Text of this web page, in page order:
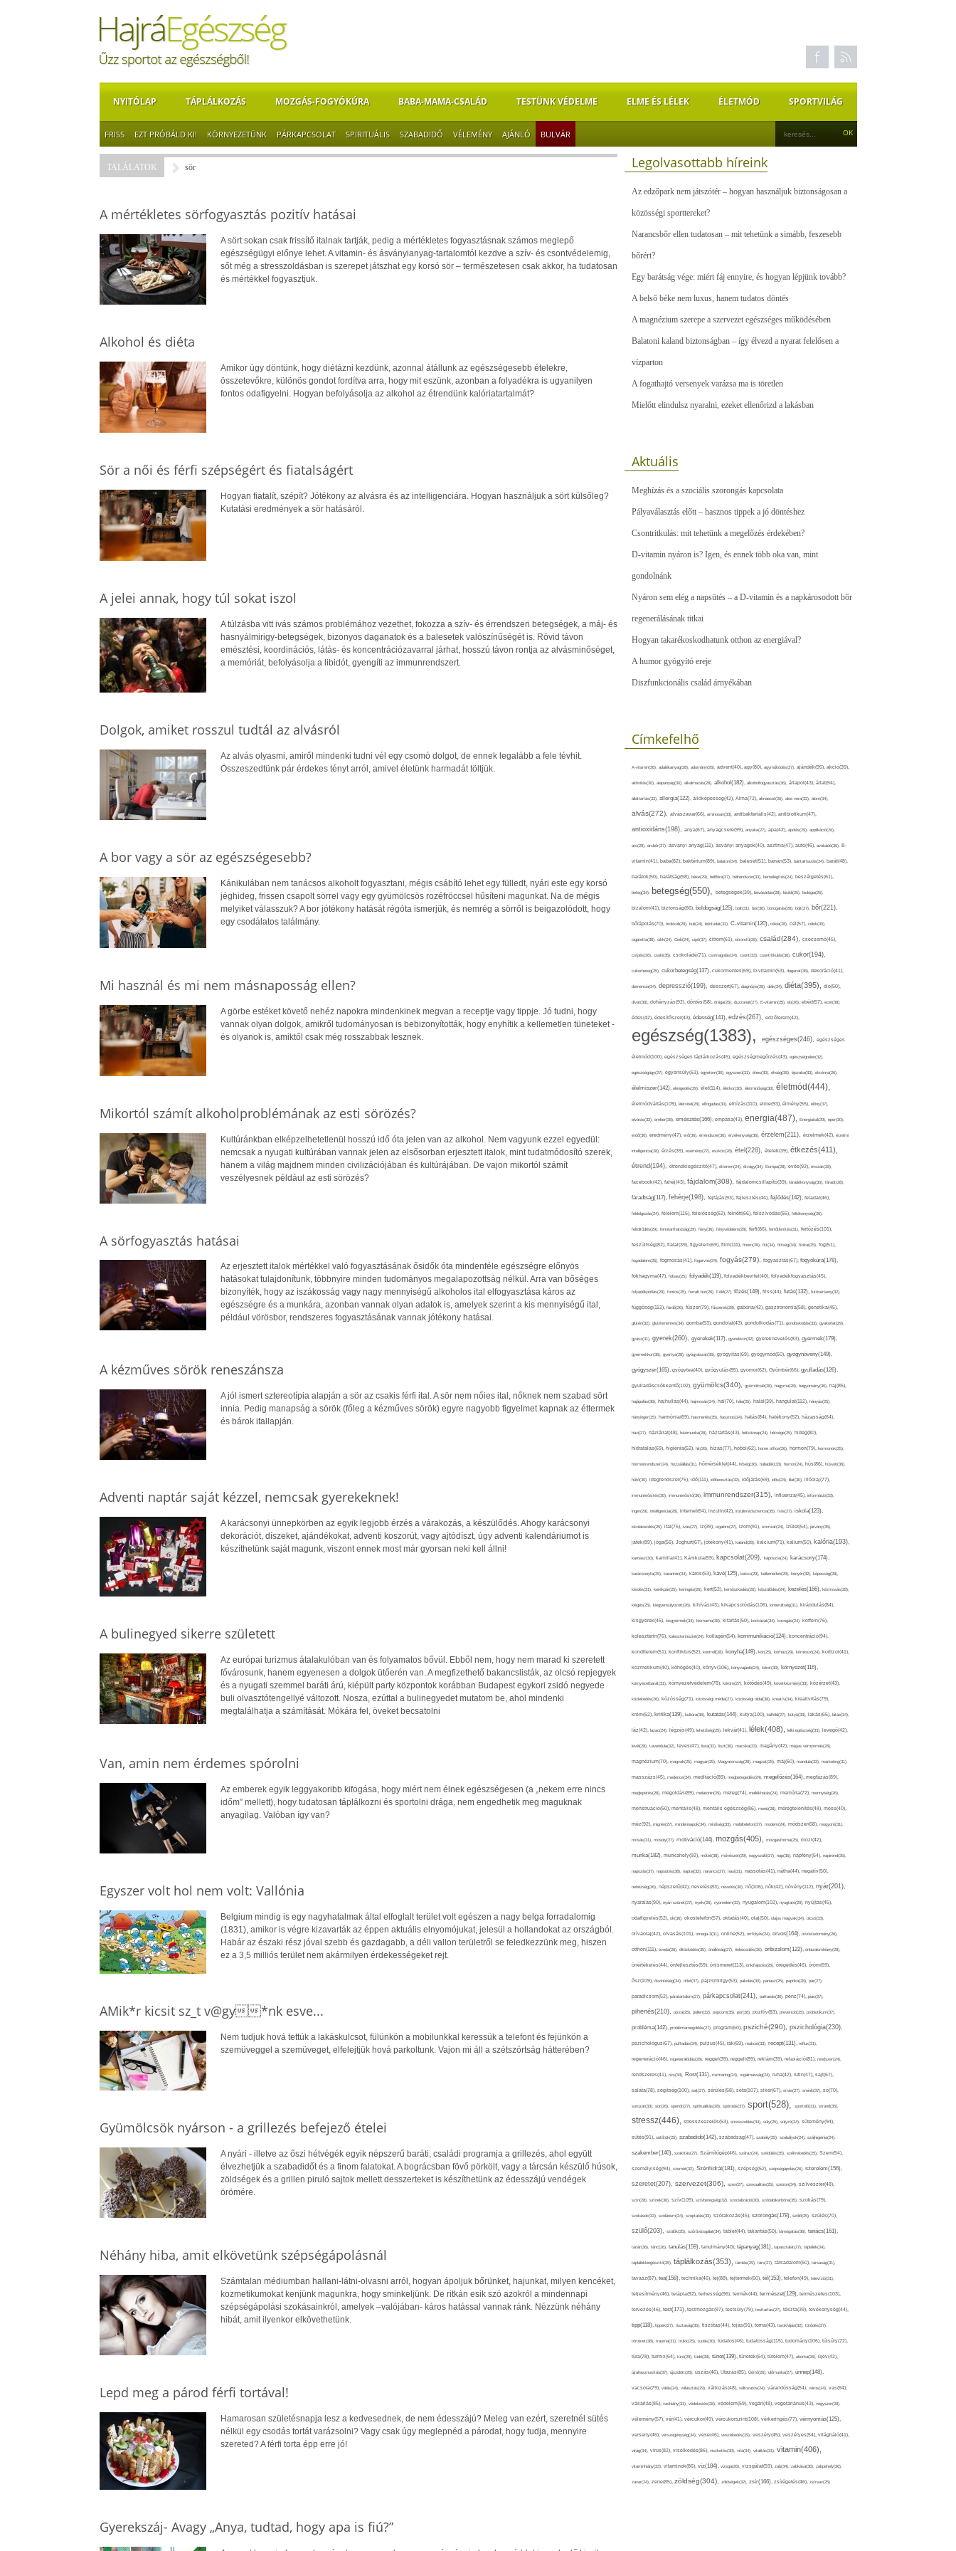
NYITÓLAP TÁPLÁLKOZÁS MOZGÁS-FOGYÓKÚRA BABA-MAMA-CSALÁD TESTÜNK VÉDELME ELME ÉS LÉLEK ÉLETMÓD SPORTVILÁG
FRISS EZT PRÓBÁLD KI! KÖRNYEZETÜNK PÁRKAPCSOLAT SPIRITUÁLIS SZABADIDŐ VÉLEMÉNY AJÁNLÓ BULVÁR
TALÁLATOK sör
A mértékletes sörfogyasztás pozitív hatásai
A sört sokan csak frissítő italnak tartják, pedig a mértékletes fogyasztásnak számos meglepő
egészségügyi előnye lehet. A vitamin- és ásványianyag-tartalomtól kezdve a szív- és csontvédelemig,
sőt még a stresszoldásban is szerepet játszhat egy korsó sör – természetesen csak akkor, ha tudatosan
és mértékkel fogyasztjuk.
Alkohol és diéta
Amikor úgy döntünk, hogy diétázni kezdünk, azonnal átállunk az egészségesebb ételekre,
összetevőkre, különös gondot fordítva arra, hogy mit eszünk, azonban a folyadékra is ugyanilyen
fontos odafigyelni. Hogyan befolyásolja az alkohol az étrendünk kalóriatartalmát?
Sör a női és férfi szépségért és fiatalságért
Hogyan fiatalít, szépít? Jótékony az alvásra és az intelligenciára. Hogyan használjuk a sört külsőleg?
Kutatási eredmények a sör hatásáról.
A jelei annak, hogy túl sokat iszol
A túlzásba vitt ivás számos problémához vezethet, fokozza a szív- és érrendszeri betegségek, a máj- és
hasnyálmirigy-betegségek, bizonyos daganatok és a balesetek valószínűségét is. Rövid távon
emésztési, koordinációs, látás- és koncentrációzavarral járhat, hosszú távon rontja az alvásminőséget,
a memóriát, befolyásolja a libidót, gyengíti az immunrendszert.
Dolgok, amiket rosszul tudtál az alvásról
Az alvás olyasmi, amiről mindenki tudni vél egy csomó dolgot, de ennek legalább a fele tévhit.
Összeszedtünk pár érdekes tényt arról, amivel életünk harmadát töltjük.
A bor vagy a sör az egészségesebb?
Kánikulában nem tanácsos alkoholt fogyasztani, mégis csábító lehet egy fülledt, nyári este egy korsó
jéghideg, frissen csapolt sörrel vagy egy gyümölcsös rozéfröccsel hűsíteni magunkat. Na de mégis
melyiket válasszuk? A bor jótékony hatását régóta ismerjük, és nemrég a sörről is beigazolódott, hogy
egy csodálatos találmány.
Mi használ és mi nem másnaposság ellen?
A görbe estéket követő nehéz napokra mindenkinek megvan a receptje vagy tippje. Jó tudni, hogy
vannak olyan dolgok, amikről tudományosan is bebizonyították, hogy enyhítik a kellemetlen tüneteket -
és olyanok is, amiktől csak még rosszabbak lesznek.
Mikortól számít alkoholproblémának az esti sörözés?
Kultúránkban elképzelhetetlenül hosszú idő óta jelen van az alkohol. Nem vagyunk ezzel egyedül:
nemcsak a nyugati kultúrában vannak jelen az elsősorban erjesztett italok, mint tudatmódosító szerek,
hanem a világ majdnem minden civilizációjában és kultúrájában. De vajon mikortól számít
veszélyesnek például az esti sörözés?
A sörfogyasztás hatásai
Az erjesztett italok mértékkel való fogyasztásának ősidők óta mindenféle egészségre előnyös
hatásokat tulajdonítunk, többnyire minden tudományos megalapozottság nélkül. Arra van bőséges
bizonyíték, hogy az iszákosság vagy nagy mennyiségű alkoholos ital elfogyasztása káros az
egészségre és a munkára, azonban vannak olyan adatok is, amelyek szerint a kis mennyiségű ital,
például vörösbor, rendszeres fogyasztásának vannak jótékony hatásai.
A kézműves sörök reneszánsza
A jól ismert sztereotípia alapján a sör az csakis férfi ital. A sör nem nőies ital, nőknek nem szabad sört
innia. Pedig manapság a sörök (főleg a kézműves sörök) egyre nagyobb figyelmet kapnak az éttermek
és bárok itallapján.
Adventi naptár saját kézzel, nemcsak gyerekeknek!
A karácsonyi ünnepkörben az egyik legjobb érzés a várakozás, a készülődés. Ahogy karácsonyi
dekorációt, díszeket, ajándékokat, adventi koszorút, vagy ajtódíszt, úgy adventi kalendáriumot is
készíthetünk saját magunk, viszont ennek most már gyorsan neki kell állni!
A bulinegyed sikerre született
Az európai turizmus átalakulóban van és folyamatos bővül. Ebből nem, hogy nem marad ki szeretett
fővárosunk, hanem egyenesen a dolgok ütőerén van. A megfizethető bakancslisták, az olcsó repjegyek
és a nyugati szemmel baráti árú, kiépült party központok korábban Budapest egykori zsidó negyede
buli olvasztótengellyé változott. Nosza, ezúttal a bulinegyedet mutatom be, ahol mindenki
megtalálhatja a számítását. Mókára fel, öveket becsatolni
Van, amin nem érdemes spórolni
Az emberek egyik leggyakoribb kifogása, hogy miért nem élnek egészségesen (a „nekem erre nincs
időm” mellett), hogy tudatosan táplálkozni és sportolni drága, nem engedhetik meg maguknak
anyagilag. Valóban így van?
Egyszer volt hol nem volt: Vallónia
Belgium mindig is egy nagyhatalmak által elfoglalt terület volt egészen a nagy belga forradalomig
(1831), amikor is végre kizavarták az éppen aktuális elnyomójukat, jelesül a hollandokat az országból.
Habár az északi rész jóval szebb és gazdagabb, a déli vallon területről se feledkezzünk meg, hiszen
ez a 3,5 milliós terület nem akármilyen érdekességeket rejt.
AMik*r kicsit sz_t v@gy*nk esve...
Nem tudjuk hová tettük a lakáskulcsot, fülünkön a mobilunkkal keressük a telefont és fejünkön a
szemüveggel a szemüveget, elfelejtjük hová parkoltunk. Vajon mi áll a szétszórtság hátterében?
Gyümölcsök nyárson - a grillezés befejező ételei
A nyári - illetve az őszi hétvégék egyik népszerű baráti, családi programja a grillezés, ahol együtt
élvezhetjük a szabadidőt és a finom falatokat. A bográcsban fövő pörkölt, vagy a tárcsán készülő húsok,
zöldségek és a grillen piruló sajtok mellett desszerteket is készíthetünk az édesszájú vendégek
örömére.
Néhány hiba, amit elkövetünk szépségápolásnál
Számtalan médiumban hallani-látni-olvasni arról, hogyan ápoljuk bőrünket, hajunkat, milyen kencéket,
kozmetikumokat kenjünk magunkra, hogy sminkeljünk. De ritkán esik szó azokról a mindennapi
szépségápolási szokásainkról, amelyek –valójában- káros hatással vannak ránk. Nézzünk néhány
hibát, amit ilyenkor elkövethetünk.
Lepd meg a párod férfi tortával!
Hamarosan születésnapja lesz a kedvesednek, de nem édesszájú? Meleg van ezért, szeretnél sütés
nélkül egy csodás tortát varázsolni? Vagy csak úgy meglepnéd a párodat, hogy tudja, mennyire
szereted? A férfi torta épp erre jó!
Gyerekszáj- Avagy „Anya, tudtad, hogy apa is fiú?”
Legolvasottabb híreink
Az edzőpark nem játszótér – hogyan használjuk biztonságosan a
közösségi sporttereket?
Narancsbőr ellen tudatosan – mit tehetünk a simább, feszesebb
bőrért?
Egy barátság vége: miért fáj ennyire, és hogyan lépjünk tovább?
A belső béke nem luxus, hanem tudatos döntés
A magnézium szerepe a szervezet egészséges működésében
Balatoni kaland biztonságban – így élvezd a nyarat felelősen a
vízparton
A fogathajtó versenyek varázsa ma is töretlen
Mielőtt elindulsz nyaralni, ezeket ellenőrizd a lakásban
Aktuális
Meghízás és a szociális szorongás kapcsolata
Pályaválasztás előtt – hasznos tippek a jó döntéshez
Csontritkulás: mit tehetünk a megelőzés érdekében?
D-vitamin nyáron is? Igen, és ennek több oka van, mint
gondolnánk
Nyáron sem elég a napsütés – a D-vitamin és a napkárosodott bőr
regenerálásának titkai
Hogyan takarékoskodhatunk otthon az energiával?
A humor gyógyító ereje
Diszfunkcionális család árnyékában
Címkefelhő
A-vitamin(36), adalékanyag(28), adomány(26), advent(40), agy(80), agyműködés(27), ajándék(95), akció(39),
aktivitás(30), alapanyag(30), alkalmazás(28), alkohol(182), alkoholfogyasztás(36), állapot(43), állat(54),
állattartás(33), allergia(122), állóképesség(42), Alma(72), almaecet(26), aloe vera(33), álom(34),
alvás(272), alvászavar(66), aminosav(33), antibakteriális(42), antibiotikum(47),
antioxidáns(198), anya(67), anyagcsere(99), anyuka(27), apa(42), ápolás(29), applikáció(26),
arc(29), arcbőr(27), ásványi anyag(111), ásványi anyagok(40), asztma(47), autó(46), avokádó(36), B-
vitamin(41), baba(82), baktérium(89), balaton(34), baleset(51), banán(53), bántalmazás(24), barát(48),
barátok(50), barátság(58), béke(29), bélflóra(37), bélrendszer(33), bemelegítés(24), beszélgetés(61),
beteg(34), betegség(550), betegségek(39), bevásárlás(28), bicikli(25), biológia(25),
bizalom(41), biztonság(66), boldogság(125), bolt(31), bor(36), borogatás(28), böjt(27), bőr(221),
bőrápolás(70), brokkoli(29), buli(24), bűntudat(32), C-vitamin(120), cékla(28), cél(57), célok(30),
cigaretta(38), cikk(24), Cink(24), cipő(37), citrom(61), citromfű(26), család(284), csecsemő(45),
csípés(26), csoki(35), csokoládé(71), csomagolás(24), csont(33), csontritkulás(36), cukor(194),
cukorbeteg(25), cukorbetegség(137), cukormentes(69), D-vitamin(53), daganat(36), dekoráció(41),
demencia(34), depresszió(199), desszert(67), diagnózis(28), diák(24), diéta(395), dió(50),
divat(38), dohányzás(92), döntés(58), drága(26), duzzanat(27), E-vitamin(25), eb(26), ebéd(57), ecet(38),
édes(42), édesítőszer(43), édesség(141), edzés(267), edzőterem(42),
egészség(1383), egészséges(246), egészséges
életmód(100), egészséges táplálkozás(45), egészségmegőrzés(43), egészségtelen(32),
egészségügy(27), egyensúly(63), egyetem(30), egyszerű(31), éhes(30), éhség(38), éjszaka(33), ekcéma(26),
élelmiszer(142), elengedés(29), élet(114), életkor(30), életminőség(30), életmód(444),
életmódváltás(109), életvitel(28), elfogadás(30), elhízás(110), elme(93), élmény(55), előny(37),
elvárás(32), ember(38), emésztés(166), empátia(43), energia(487), Energiaital(29), eper(30),
erdő(36), eredmény(47), erő(36), érrendszer(36), érzékenység(36), érzelem(211), érzelmek(42), érzelmi
intelligencia(28), érzés(39), esemény(27), eszköz(28), étel(228), ételek(39), étkezés(411),
étrend(194), étrendkiegészítő(47), étterem(24), étvágy(34), Európa(28), evés(92), évszak(28),
facebook(42), fahéj(43), fájdalom(308), fájdalomcsillapító(39), fáradékonyság(30), fáradt(28),
fáradtság(117), fehérje(198), fejfájás(93), fejlesztés(44), fejlődés(142), feladat(46),
feldolgozás(24), félelem(115), felelősség(62), felnőtt(66), felszívódás(56), féltékenység(26),
feltöltődés(29), fenntarthatóság(29), fény(36), fényvédelem(28), férfi(86), fertőtlenítés(31), fertőzés(101),
feszültség(82), fiatal(39), figyelem(69), film(111), finom(26), fitt(34), fittség(34), fizikai(25), fog(51),
fogadalom(25), fogmosás(41), fogorvos(24), fogyás(279), fogyasztás(67), fogyókúra(178),
fokhagyma(47), folsav(25), folyadék(119), folyadékbevitel(40), folyadékfogyasztás(45),
folyadékpótlás(29), fontos(25), forralt bor(26), Föld(27), főzés(149), friss(44), futás(132), futóverseny(32),
függőség(112), fürdő(26), fűszer(79), fűszerek(28), gabona(42), gasztronómia(58), genetika(45),
glutén(32), gluténmentes(34), gomba(53), gondolat(43), gondolkodás(71), gondoskodás(33), gyakorlat(29),
gyász(31), gyerek(260), gyerekek(117), gyerekkor(32), gyereknevelés(83), gyermek(179),
gyermekkor(36), gyertya(28), gyógyászat(36), gyógyítás(69), gyógymód(50), gyógynövény(149),
gyógyszer(165), gyógytea(40), gyógyulás(85), gyomor(62), Gyömbér(66), gyulladás(126),
gyulladáscsökkentő(102), gyümölcs(340), gyümölcslé(28), hagyma(28), hagyomány(36), haj(85),
hajápolás(36), hajhullás(44), hajmosás(24), hal(70), hála(25), halál(39), hangulat(112), hányás(25),
hányinger(25), harmónia(69), hasmenés(35), hasznos(24), hatás(84), hatékony(52), házasság(64),
házi(27), háziállat(48), házimunka(28), háztartás(43), hétköznap(24), hétvége(25), hideg(80),
hidratálás(69), higiénia(52), hit(26), hízás(77), hobbi(62), home office(26), hormon(79), hormonok(25),
hormonrendszer(24), hozzáállás(31), hőmérséklet(44), hőség(36), hulladék(33), humor(24), hús(86), húsvét(36),
hűtő(30), idegrendszer(75), idő(111), időbeosztás(32), időjárás(69), idős(24), illat(30), illóolaj(77),
immunerősítés(30), immunerősítő(36), immunrendszer(315), influenza(45), információ(33),
inger(29), intelligencia(28), internet(64), inzulin(42), inzulinrezisztencia(35), írás(27), iskola(123),
iskolakezdés(25), ital(75), ivás(27), íz(39), izgalom(27), izom(91), izomzat(24), ízület(54), járvány(35),
játék(89), jóga(56), Joghurt(67), jótékony(41), kaland(28), kalcium(71), kálium(50), kalória(193),
kamasz(30), kamilla(41), Kánikula(59), kapcsolat(209), káposzta(24), karácsony(174),
karácsonyfa(25), karantén(34), káros(53), kávé(125), keksz(29), kellemetlen(29), kenyér(32), képesség(28),
kérdés(31), kerékpár(25), keringés(26), kert(52), kertészkedés(26), készülődés(24), kezelés(166), kézmosás(28),
kiégés(25), kiegyensúlyozott(26), kihívás(43), kikapcsolódás(106), kimerültség(31), kirándulás(84),
kisgyerek(45), kisgyermek(34), kismama(38), kitartás(50), kockázat(34), kocogás(24), koffein(76),
koleszterin(76), koleszterinszint(24), kollagén(54), kommunikáció(124), koncentráció(94),
konditerem(51), konfliktus(52), kontroll(28), konyha(149), kór(25), kórház(29), kórokozó(24), kortizol(41),
kozmetikum(40), köhögés(40), könyv(106), könyvajánló(24), köret(30), környezet(116),
környezetbarát(31), környezetvédelem(78), köröm(27), kötődés(49), következmény(33), közérzet(43),
közlekedés(26), közösség(71), közösségi média(27), közösségi oldal(38), kreatív(34), kreativitás(79),
krém(62), kritika(139), kultúra(36), kutatás(144), kutya(100), külföld(27), kütyü(33), lakás(65), látás(34),
láz(42), lazac(24), légzés(49), lehetőség(25), lekvár(41), lélek(408), lelki egészség(33), levegő(42),
levél(28), Levendula(32), leves(47), lista(32), liszt(36), macska(33), magány(42), magas vérnyomás(28),
magnézium(70), magvak(25), magyar(25), Magyarország(28), magzat(25), máj(60), mandula(33), marketing(31),
masszázs(45), medence(24), meditáció(89), megbetegedés(24), megelőzés(164), megfázás(89),
meglepetés(28), megoldás(89), melatonin(29), meleg(74), mellékhatás(24), memória(72), mennyiség(26),
menstruáció(50), mentális(48), mentális egészség(86), menü(28), méregtelenítés(48), mese(40),
méz(92), migrén(27), mindennapok(34), minőség(33), mobiltelefon(27), modern(24), módszer(68), mogyoró(31),
mosás(31), mosoly(27), motiváció(144), mozgás(405), mozgásforma(25), mozi(42),
munka(182), munkahely(92), műtét(38), művészet(29), nagyszülő(27), nap(35), napfény(54), napirend(35),
napozás(37), napsütés(38), naptej(32), narancs(27), nasi(31), nassolás(41), nátha(44), negatív(50),
nehézség(36), népszerű(42), nevelés(83), nevetés(30), nő(106), nők(42), növény(112), nyár(201),
nyaralás(90), nyári szünet(27), nyelv(26), nyomelem(33), nyugalom(102), nyugtató(29), nyújtás(45),
odafigyelés(52), ok(36), okostelefon(57), oktatás(40), olaj(50), olajos magvak(34), olcsó(33),
olívaolaj(42), olvasás(101), omega-3(31), online(52), orrfolyás(24), orvos(164), orvostudomány(26),
otthon(111), óvoda(26), öltözködés(35), önállóság(27), önbecsülés(36), önbizalom(122), önbizalomhiány(28),
önértékelés(44), önfejlesztés(59), önismeret(113), önkifejezés(26), öregedés(46), öröm(69),
ősz(109), őszinteség(34), ötlet(37), pajzsmirigy(53), pakolás(30), panasz(25), paprika(28), pár(27),
paradicsom(52), páratartalom(27), párkapcsolat(241), pattanás(30), pénz(74), piac(27),
pihenés(210), pizza(25), pollen(32), popcorn(35), por(26), pozitív(83), prevenció(25), probiotikum(37),
probléma(142), problémamegoldás(27), program(60), psziché(290), pszichológia(230),
pszichológus(67), puffadás(34), pulzus(45), rák(69), reakció(33), recept(131), reflux(31),
regeneráció(46), regenerálódás(28), reggel(39), reggeli(89), reklám(39), relaxáció(81), rendszer(24),
rendszeres(41), rizs(34), Rost(131), rozmaring(24), rugalmasság(24), ruha(42), rutin(47), sajt(67),
saláta(78), segítség(100), sejt(27), sérülés(58), séta(107), siker(67), sírás(27), smink(37), só(70),
sorozat(33), sör(26), spenót(27), spiritualitás(28), spórolás(37), sport(528), sportoló(31), strand(35),
stressz(446), stresszkezelés(53), stresszoldás(34), súly(25), súlyzó(24), sütemény(94),
sütés(91), sütőtök(25), szabadidő(142), szabadság(47), szabály(25), szabályok(24), szájhigiénia(24),
szakember(140), szakítás(27), Számítógép(46), száraz(24), szédülés(35), székrekedés(25), Szem(54),
személyiség(94), szemét(32), Szénhidrát(181), szépség(52), szépségápolás(26), szerelem(156),
szeretet(207), szervezet(306), szex(27), szexualitás(25), szezon(34), szilveszter(48),
szín(28), színek(36), szív(109), szívbetegség(32), szocializáció(30), szódabikarbóna(35), szokás(79),
szokások(33), szolárium(24), szoptatás(33), szórakozás(45), szorongás(178), szőlő(25), szülés(70),
szülő(203), szülők(25), szűrővizsgálat(34), tablet(44), takarítás(50), támogatás(36), tanács(161),
tanár(36), tánc(26), tanulás(159), tanulmány(40), tápanyag(181), tapasztalat(27), táplálék(34),
táplálékkiegészítő(25), táplálkozás(353), tárolás(29), társ(27), társadalom(50), társaság(31),
tavasz(87), tea(158), technika(46), tej(88), tejtermék(60), tél(153), telefon(49), televízió(31),
teljesítmény(46), terápia(92), terhesség(96), termék(44), természet(129), természetes(103),
tervezés(46), test(171), testmozgás(97), testsúly(79), testtartás(27), tészta(39), tevékenység(44),
tipp(118), tippek(27), tisztaság(35), tisztítás(44), tojás(91), torna(43), torokfájás(32), törődés(27),
történet(38), trauma(31), trükk(25), tudás(30), tudatos(46), tudatosság(115), tudomány(106), túlsúly(72),
túra(78), turmix(64), túró(29), tüdő(28), tünet(139), tünetek(64), türelem(47), uborka(26), újév(42),
újrahasznosítás(37), újszülött(26), úszás(46), Utazás(85), Üdítő(26), ülőmunka(27), ünnep(148),
vacsora(79), válás(24), választás(29), változás(48), változatos(24), várandósság(54), város(24), vas(64),
vásárlás(85), vashiány(31), védekezés(28), védelem(59), vegán(48), vegetáriánus(43), vegyszer(28),
vélemény(57), vér(41), vércukor(49), vércukorszint(108), vérkeringés(77), vérnyomás(125),
verseny(46), vérszegénység(34), vese(46), veszekedés(29), veszély(45), veszélyes(54), világháló(41),
virág(34), vírus(82), viselkedés(86), viszketés(30), vita(34), vitalitás(31), vitamin(406),
vitaminhiány(33), vitaminok(86), víz(184), vizsga(26), vizsgálat(59), zab(34), zabkása(36), zabpehely(36),
zavar(24), zene(85), zöldség(304), zöldségek(32), zsír(166), zsírégetés(46), zsírsav(25)